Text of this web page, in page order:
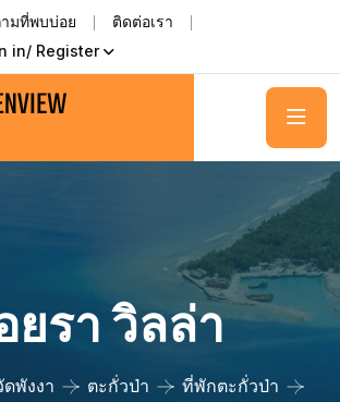
มที่พบบ่อย
ติดต่อเรา
in/ Register
ยรา วิลล่า
ดพังงา ตะกั่วป่า
ที่พักตะกั่วป่า